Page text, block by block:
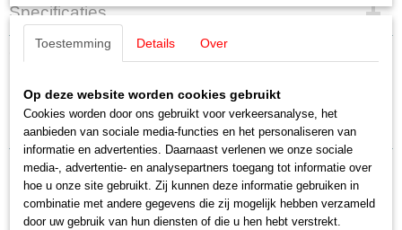
Specificaties
EAN code
4031111184453
E380260
Schaal
H0 (1:87)
Staat
Nieuw
Omschrijving
Märklin E380260 Draaistel
Toestemming Details Over
Op deze website worden cookies gebruikt
Cookies worden door ons gebruikt voor verkeersanalyse, het
aanbieden van sociale media-functies en het personaliseren van
informatie en advertenties. Daarnaast verlenen we onze sociale
media-, advertentie- en analysepartners toegang tot informatie over
hoe u onze site gebruikt. Zij kunnen deze informatie gebruiken in
combinatie met andere gegevens die zij mogelijk hebben verzameld
door uw gebruik van hun diensten of die u hen hebt verstrekt.